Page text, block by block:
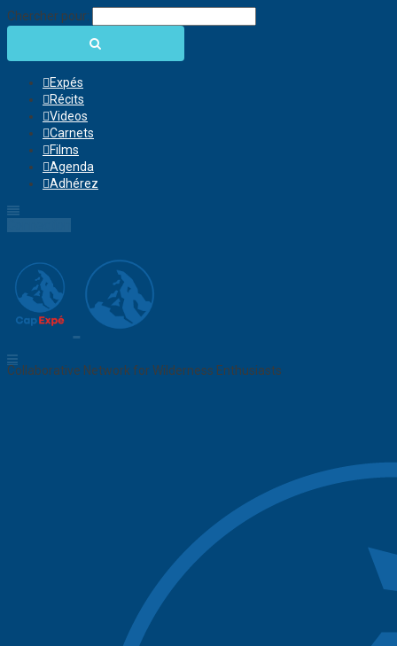
Chercher pour:
Expés
Récits
Videos
Carnets
Films
Agenda
Adhérez
Collaborative Network for Wilderness Enthusiasts